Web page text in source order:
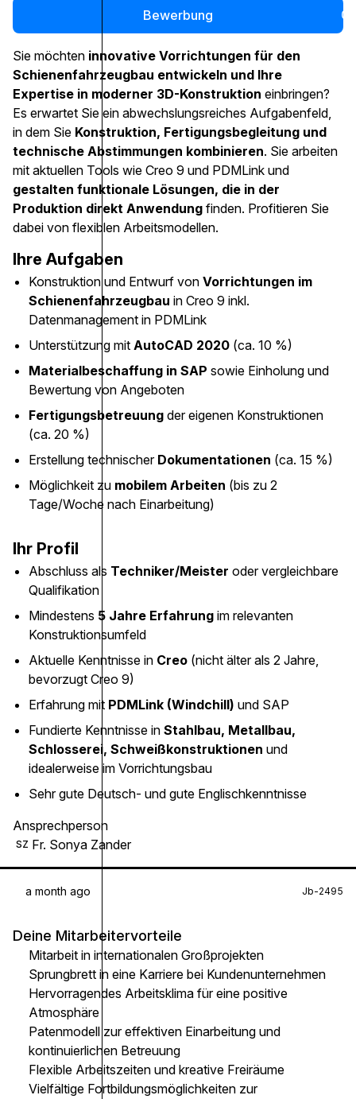
Bewerbung 0
Sie möchten innovative Vorrichtungen für den
Schienenfahrzeugbau entwickeln und Ihre
Expertise in moderner 3D-Konstruktion einbringen?
Es erwartet Sie ein abwechslungsreiches Aufgabenfeld,
in dem Sie Konstruktion, Fertigungsbegleitung und
technische Abstimmungen kombinieren. Sie arbeiten
mit aktuellen Tools wie Creo 9 und PDMLink und
gestalten funktionale Lösungen, die in der
Produktion direkt Anwendung finden. Profitieren Sie
dabei von flexiblen Arbeitsmodellen.
Ihre Aufgaben
Konstruktion und Entwurf von Vorrichtungen im
Schienenfahrzeugbau in Creo 9 inkl.
Datenmanagement in PDMLink
Unterstützung mit AutoCAD 2020 (ca. 10 %)
Materialbeschaffung in SAP sowie Einholung und
Bewertung von Angeboten
Fertigungsbetreuung der eigenen Konstruktionen
(ca. 20 %)
Erstellung technischer Dokumentationen (ca. 15 %)
Möglichkeit zu mobilem Arbeiten (bis zu 2
Tage/Woche nach Einarbeitung)
Ihr Profil
Abschluss als Techniker/Meister oder vergleichbare
Qualifikation
Mindestens 5 Jahre Erfahrung im relevanten
Konstruktionsumfeld
Aktuelle Kenntnisse in Creo (nicht älter als 2 Jahre,
bevorzugt Creo 9)
Erfahrung mit PDMLink (Windchill) und SAP
Fundierte Kenntnisse in Stahlbau, Metallbau,
Schlosserei, Schweißkonstruktionen und
idealerweise im Vorrichtungsbau
Sehr gute Deutsch- und gute Englischkenntnisse
Ansprechperson
SZ Fr. Sonya Zander
a month ago Jb-2495
Deine Mitarbeitervorteile
Mitarbeit in internationalen Großprojekten
Sprungbrett in eine Karriere bei Kundenunternehmen
Hervorragendes Arbeitsklima für eine positive
Atmosphäre
Patenmodell zur effektiven Einarbeitung und
kontinuierlichen Betreuung
Flexible Arbeitszeiten und kreative Freiräume
Vielfältige Fortbildungsmöglichkeiten zur